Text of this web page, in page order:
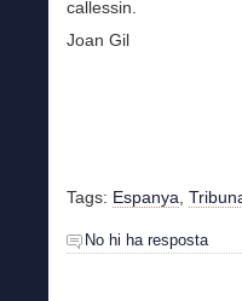
callessin.
Joan Gil
Tags: Espanya
No hi ha resposta